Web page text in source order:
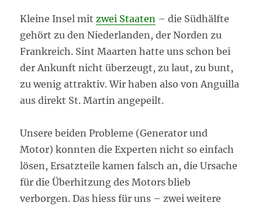
Kleine Insel mit zwei Staaten – die Südhälfte
gehört zu den Niederlanden, der Norden zu
Frankreich. Sint Maarten hatte uns schon bei
der Ankunft nicht überzeugt, zu laut, zu bunt,
zu wenig attraktiv. Wir haben also von Anguilla
aus direkt St. Martin angepeilt.
Unsere beiden Probleme (Generator und
Motor) konnten die Experten nicht so einfach
lösen, Ersatzteile kamen falsch an, die Ursache
für die Überhitzung des Motors blieb
verborgen. Das hiess für uns – zwei weitere